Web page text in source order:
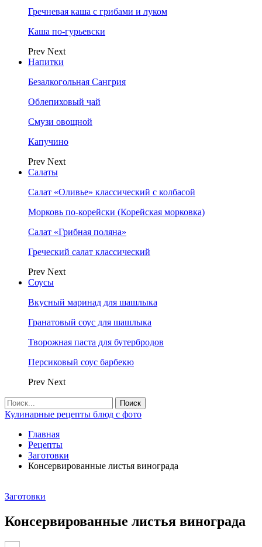
Гречневая каша с грибами и луком
Каша по-гурьевски
Prev Next
Напитки
Безалкогольная Сангрия
Облепиховый чай
Смузи овощной
Капучино
Prev Next
Салаты
Салат «Оливье» классический с колбасой
Морковь по-корейски (Корейская морковка)
Салат «Грибная поляна»
Греческий салат классический
Prev Next
Соусы
Вкусный маринад для шашлыка
Гранатовый соус для шашлыка
Творожная паста для бутербродов
Персиковый соус барбекю
Prev Next
Кулинарные рецепты блюд с фото
Главная
Рецепты
Заготовки
Консервированные листья винограда
Заготовки
Консервированные листья винограда